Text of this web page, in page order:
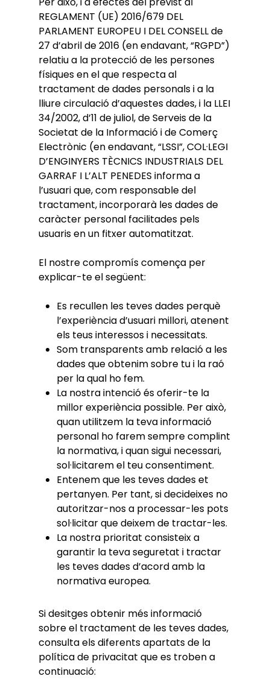
REGLAMENT (UE) 2016/679 DEL
PARLAMENT EUROPEU I DEL CONSELL de
27 d’abril de 2016 (en endavant, “RGPD”)
relatiu a la protecció de les persones
físiques en el que respecta al
tractament de dades personals i a la
lliure circulació d’aquestes dades, i la LLEI
34/2002, d’11 de juliol, de Serveis de la
Societat de la Informació i de Comerç
Electrònic (en endavant, “LSSI”, COL·LEGI
D’ENGINYERS TÈCNICS INDUSTRIALS DEL
GARRAF I L’ALT PENEDES informa a
l’usuari que, com responsable del
tractament, incorporarà les dades de
caràcter personal facilitades pels
usuaris en un fitxer automatitzat.
El nostre compromís comença per
explicar-te el següent:
Es recullen les teves dades perquè
l’experiència d’usuari millori, atenent
els teus interessos i necessitats.
Som transparents amb relació a les
dades que obtenim sobre tu i la raó
per la qual ho fem.
La nostra intenció és oferir-te la
millor experiència possible. Per això,
quan utilitzem la teva informació
personal ho farem sempre complint
la normativa, i quan sigui necessari,
sol·licitarem el teu consentiment.
Entenem que les teves dades et
pertanyen. Per tant, si decideixes no
autoritzar-nos a processar-les pots
sol·licitar que deixem de tractar-les.
La nostra prioritat consisteix a
garantir la teva seguretat i tractar
les teves dades d’acord amb la
normativa europea.
Si desitges obtenir més informació
sobre el tractament de les teves dades,
consulta els diferents apartats de la
política de privacitat que es troben a
continuació: